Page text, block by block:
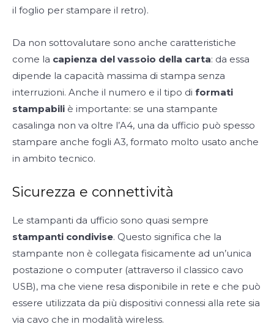
il foglio per stampare il retro).
Da non sottovalutare sono anche caratteristiche
come la capienza del vassoio della carta: da essa
dipende la capacità massima di stampa senza
interruzioni. Anche il numero e il tipo di formati
stampabili è importante: se una stampante
casalinga non va oltre l’A4, una da ufficio può spesso
stampare anche fogli A3, formato molto usato anche
in ambito tecnico.
Sicurezza e connettività
Le stampanti da ufficio sono quasi sempre
stampanti condivise. Questo significa che la
stampante non è collegata fisicamente ad un’unica
postazione o computer (attraverso il classico cavo
USB), ma che viene resa disponibile in rete e che può
essere utilizzata da più dispositivi connessi alla rete sia
via cavo che in modalità wireless.